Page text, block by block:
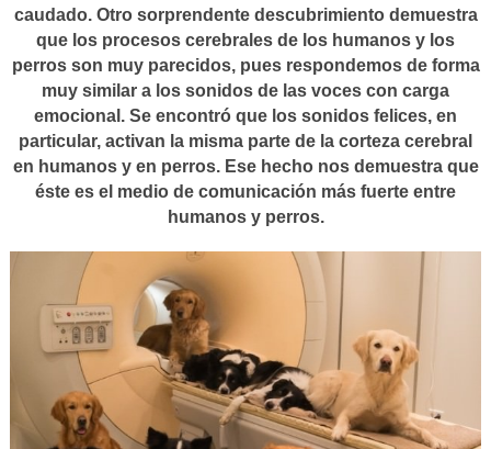
caudado. Otro sorprendente descubrimiento demuestra
que los procesos cerebrales de los humanos y los
perros son muy parecidos, pues respondemos de forma
muy similar a los sonidos de las voces con carga
emocional. Se encontró que los sonidos felices, en
particular, activan la misma parte de la corteza cerebral
en humanos y en perros. Ese hecho nos demuestra que
éste es el medio de comunicación más fuerte entre
humanos y perros.